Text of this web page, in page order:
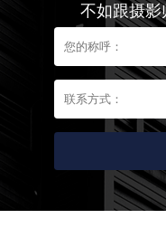
不如跟摄